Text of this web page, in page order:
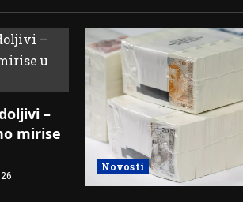
–
mirise
Novosti